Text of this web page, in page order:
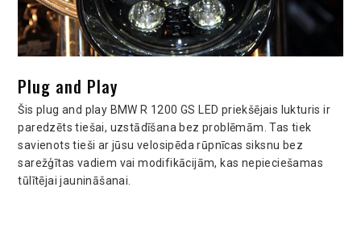
Plug and Play
Šis plug and play BMW R 1200 GS LED priekšējais lukturis ir
paredzēts tiešai, uzstādīšana bez problēmām. Tas tiek
savienots tieši ar jūsu velosipēda rūpnīcas siksnu bez
sarežģītas vadiem vai modifikācijām, kas nepieciešamas
tūlītējai jaunināšanai.